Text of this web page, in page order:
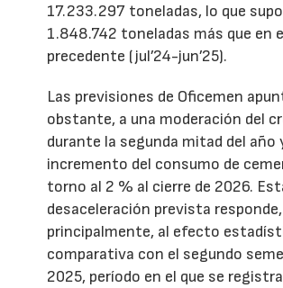
17.233.297 toneladas, lo que
1.848.742 toneladas más que en
precedente (jul’24-jun’25).
Las previsiones de Oficemen
obstante, a una moderación del
durante la segunda mitad del año
incremento del consumo de
torno al 2 % al cierre de 2026.
desaceleración prevista responde,
principalmente, al efecto
comparativa con el segundo
2025, período en el que se